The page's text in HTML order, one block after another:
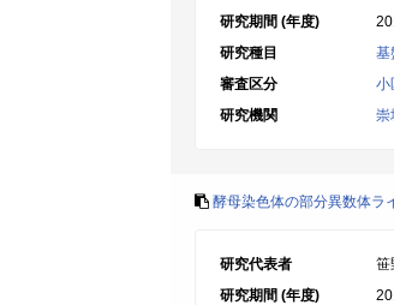
研究期間 (年度)
研究種目
基
審査区分
小
研究機関
崇
酵母染色体の部分異数体ラ
研究代表者
笹
研究期間 (年度)